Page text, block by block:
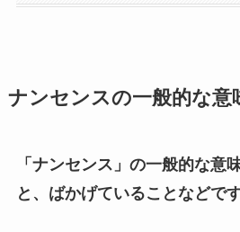
ナンセンスの一般的な意
「ナンセンス」の一般的な意
と、ばかげていることなどです